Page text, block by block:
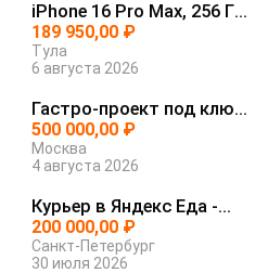
iPhone 16 Pro Max, 256 ГБ,
SIM...
189 950,00 ₽
Тула
6 августа 2026
Гастро-проект под ключ
с защит...
500 000,00 ₽
Москва
4 августа 2026
Курьер в Яндекс Еда -
уверенно...
200 000,00 ₽
Санкт-Петербург
30 июля 2026